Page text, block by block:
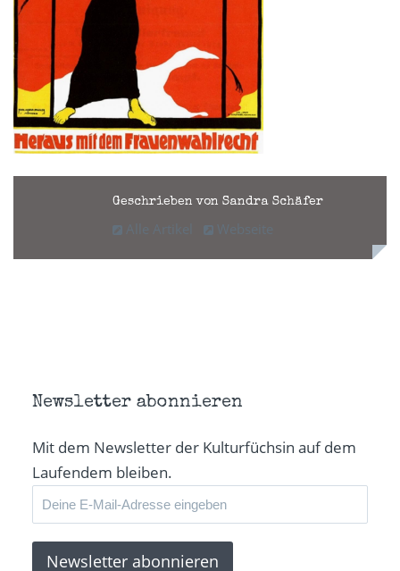
Geschrieben von Sandra Schäfer
Alle Artikel Webseite
Newsletter abonnieren
Mit dem Newsletter der Kulturfüchsin auf dem
Laufendem bleiben.